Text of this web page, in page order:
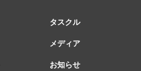
タスクル
メディア
お知らせ